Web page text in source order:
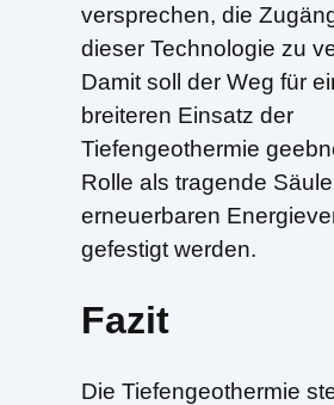
versprechen, die
dieser Technologie zu
Damit soll der Weg für
breiteren Einsatz der
Tiefengeothermie
Rolle als tragende
erneuerbaren
gefestigt werden.
Fazit
Die Tiefengeothermie